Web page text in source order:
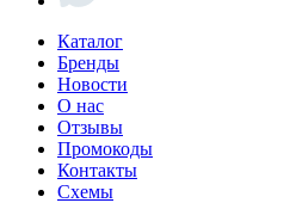
Каталог
Бренды
Новости
О нас
Отзывы
Промокоды
Контакты
Схемы